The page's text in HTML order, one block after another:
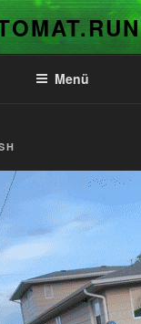
Menü